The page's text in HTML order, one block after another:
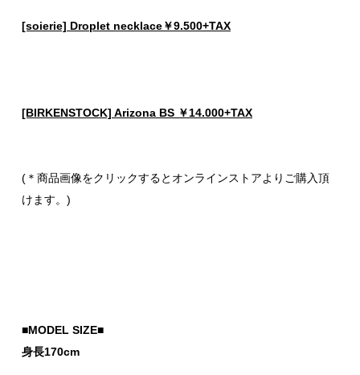
[soierie] Droplet necklace￥9.500+TAX
[BIRKENSTOCK] Arizona BS ￥14.000+TAX
(＊商品画像をクリックするとオンラインストアよりご購入頂
けます。)
■MODEL SIZE■
身長170cm